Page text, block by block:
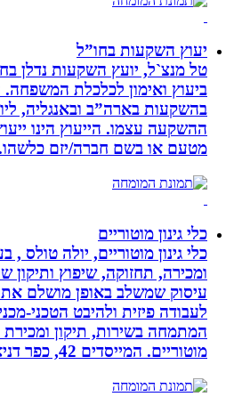
יעוץ השקעות בחו”ל
טל מנצ`ל, יועץ השקעות נדלן בחו”ל,
ביעוץ ואימון לכלכלת המשפחה.
בהשקעות בארה”ב ובאנגליה, ליווי
ההשקעה עצמו. הייעוץ הינו ייעוץ
מטעם או בשם חברה/יזם כלשהו.
כלי גינון מוטוריים
כלי גינון מוטוריים, יולה טולס , בעל
ומכירה, תחזוקה, שיפוץ ותיקון של
עיסוק שמשלב באופן מושלם את
לעבודה פיזית ולהיבט הטכני-מכני.
המתמחה בשירות, תיקון ומכירת כלי
מוטוריים. המייסדים 42, כפר דניאל